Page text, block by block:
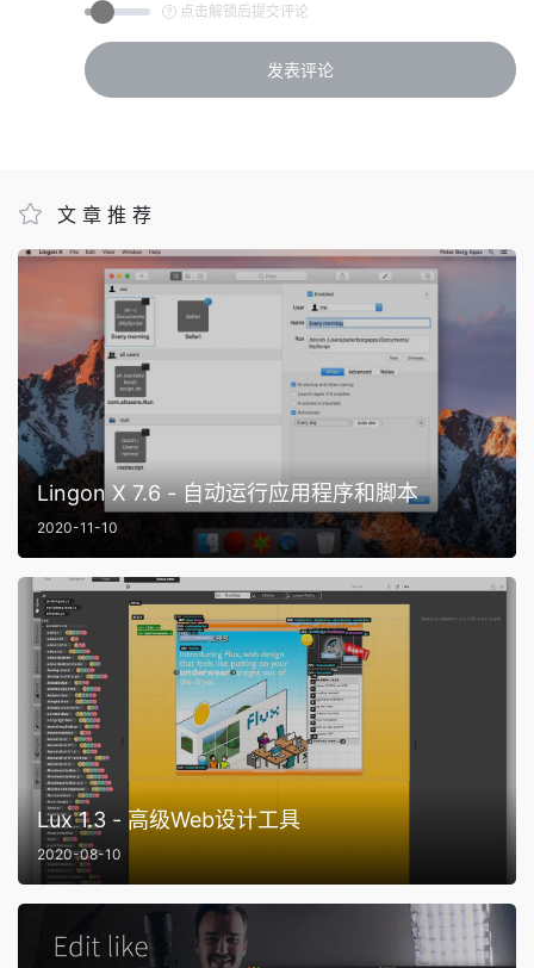
点击解锁后提交评论
文章推荐
Lingon X 7.6 - 自动运行应用程序和脚本
2020-11-10
Lux 1.3 - 高级Web设计工具
2020-08-10